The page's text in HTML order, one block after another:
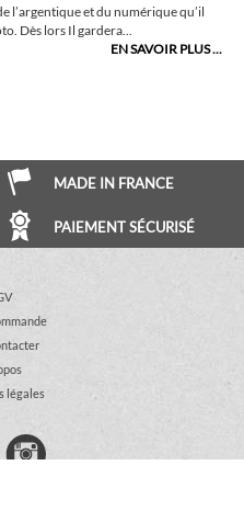
l’argentique et du numérique qu’il
Dès lors Il gardera...
EN SAVOIR PLUS ...
MADE IN FRANCE
PAIEMENT SÉCURISÉ
légales